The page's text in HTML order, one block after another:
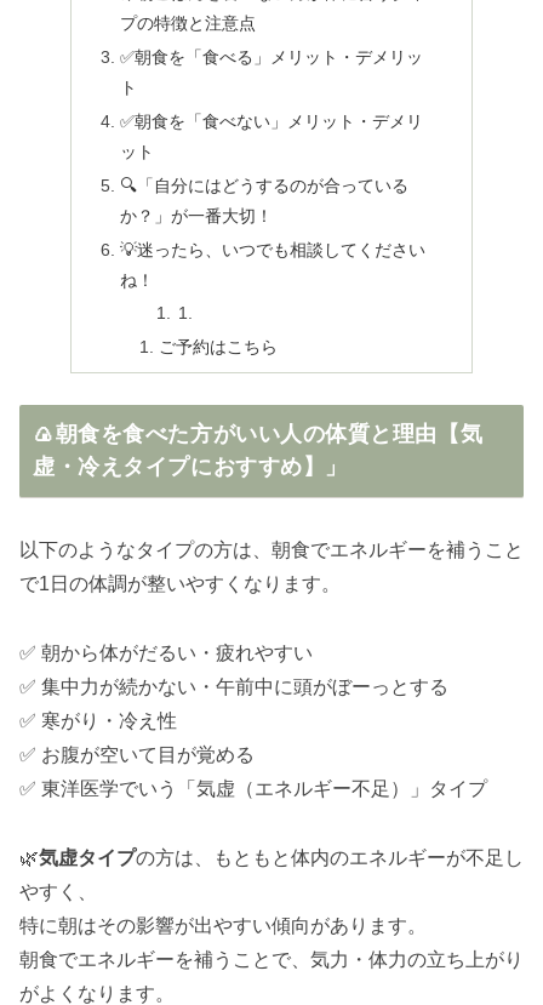
プの特徴と注意点
✅朝食を「食べる」メリット・デメリッ
ト
✅朝食を「食べない」メリット・デメリ
ット
🔍「自分にはどうするのが合っている
か？」が一番大切！
💡迷ったら、いつでも相談してください
ね！
ご予約はこちら
🍙朝食を食べた方がいい人の体質と理由【気
虚・冷えタイプにおすすめ】」
以下のようなタイプの方は、朝食でエネルギーを補うこと
で1日の体調が整いやすくなります。
✅ 朝から体がだるい・疲れやすい
✅ 集中力が続かない・午前中に頭がぼーっとする
✅ 寒がり・冷え性
✅ お腹が空いて目が覚める
✅ 東洋医学でいう「気虚（エネルギー不足）」タイプ
🌿気虚タイプの方は、もともと体内のエネルギーが不足し
やすく、
特に朝はその影響が出やすい傾向があります。
朝食でエネルギーを補うことで、気力・体力の立ち上がり
がよくなります。